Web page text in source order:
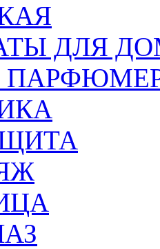
ДЛЯ